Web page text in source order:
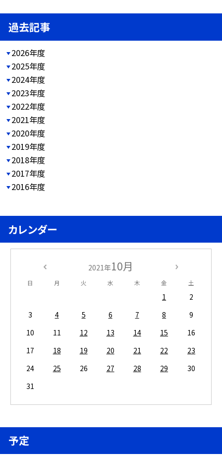
過去記事
2026年度
2025年度
2024年度
2023年度
2022年度
2021年度
2020年度
2019年度
2018年度
2017年度
2016年度
カレンダー
2021年10月
日 月 火 水 木 金 土
1
2
3
4 5 6 7 8
9
10
11 12 13 14 15
16
17
18 19 20 21 22
23
24
25 26 27 28 29
30
31
予定